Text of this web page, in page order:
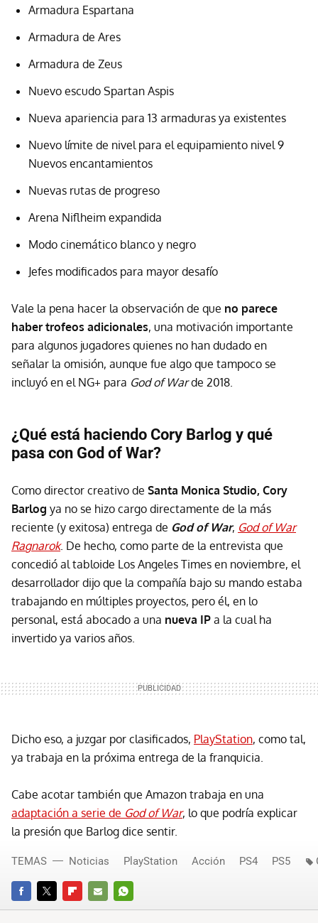
Armadura Espartana
Armadura de Ares
Armadura de Zeus
Nuevo escudo Spartan Aspis
Nueva apariencia para 13 armaduras ya existentes
Nuevo límite de nivel para el equipamiento nivel 9
Nuevos encantamientos
Nuevas rutas de progreso
Arena Niflheim expandida
Modo cinemático blanco y negro
Jefes modificados para mayor desafío
Vale la pena hacer la observación de que no parece
haber trofeos adicionales, una motivación importante
para algunos jugadores quienes no han dudado en
señalar la omisión, aunque fue algo que tampoco se
incluyó en el NG+ para God of Warde 2018.
¿Qué está haciendo Cory Barlog y qué
pasa con God of War?
Como director creativo de Santa Monica Studio, Cory
Barlog ya no se hizo cargo directamente de la más
reciente (y exitosa) entrega de God of War, God of War
Ragnarok. De hecho, como parte de la entrevista que
concedió al tabloide Los Angeles Times en noviembre, el
desarrollador dijo que la compañía bajo su mando estaba
trabajando en múltiples proyectos, pero él, en lo
personal, está abocado a una nueva IP a la cual ha
invertido ya varios años.
Dicho eso, a juzgar por clasificados, PlayStation, como tal,
ya trabaja en la próxima entrega de la franquicia.
Cabe acotar también que Amazon trabaja en una
adaptación a serie de God of War, lo que podría explicar
la presión que Barlog dice sentir.
FACEBOOKTWITTERFLIPBOARD
E-
WHATSAPP
TEMAS Noticias PlayStation Acción PS4 PS5